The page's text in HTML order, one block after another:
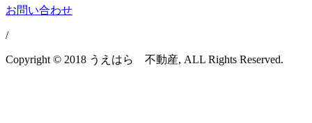
お問い合わせ
/
Copyright © 2018 うえはら 不動産, ALL Rights Reserved.